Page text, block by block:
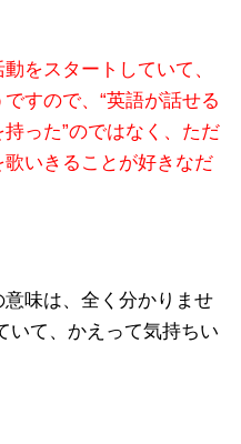
をスタートしていて、
すので、“英語が話せる
った”のではなく、ただ
いきることが好きなだ
味は、全く分かりませ
いて、かえって気持ちい